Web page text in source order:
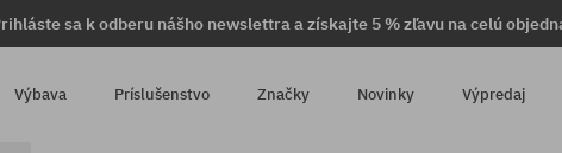
sa k odberu nášho newslettra a získajte 5 % zľavu na celú
Výbava Príslušenstvo Značky Novinky Výpredaj